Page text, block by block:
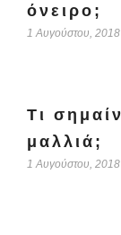
όνειρο;
1 Αυγούστου, 2018
Τι
μαλλιά;
1 Αυγούστου, 2018